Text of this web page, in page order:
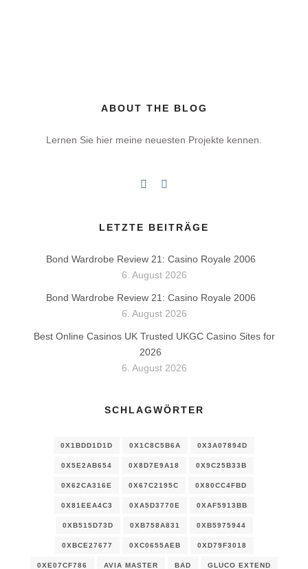
ABOUT THE BLOG
Lernen Sie hier meine neuesten Projekte kennen.
LETZTE BEITRÄGE
Bond Wardrobe Review 21: Casino Royale 2006
6. August 2026
Bond Wardrobe Review 21: Casino Royale 2006
6. August 2026
Best Online Casinos UK Trusted UKGC Casino Sites for
2026
6. August 2026
SCHLAGWÖRTER
0X1BDD1D1D 0X1C8C5B6A 0X3A07894D
0X5E2AB654 0X8D7E9A18 0X9C25B33B
0X62CA316E 0X67C2195C 0X80CC4FBD
0X81EEA4C3 0XA5D3770E 0XAF5913BB
0XB515D73D 0XB758A831 0XB5975944
0XBCE27677 0XC0655AEB 0XD79F3018
0XE07CF786 AVIA MASTER BAD GLUCO EXTEND